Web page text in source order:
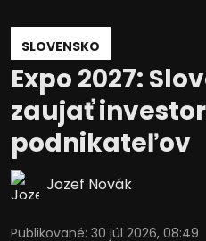
SLOVENSKO
Expo 2027:
zaujať
podnikateľov
Jozef Novák
Publikované: 30 júl 2026, 08:49